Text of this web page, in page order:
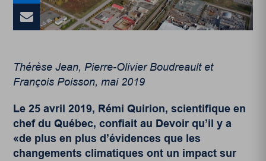
Thérèse Jean, Pierre-Olivier Boudreault et
François Poisson, mai 2019
Le 25 avril 2019, Rémi Quirion, scientifique en
chef du Québec, confiait au Devoir qu’il y a
«de plus en plus d’évidences que les
changements climatiques ont un impact sur